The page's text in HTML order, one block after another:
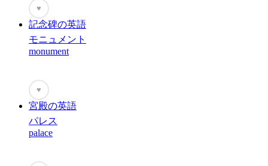
♥
記念碑の英語
モニュメント
monument
♥
宮殿の英語
パレス
palace